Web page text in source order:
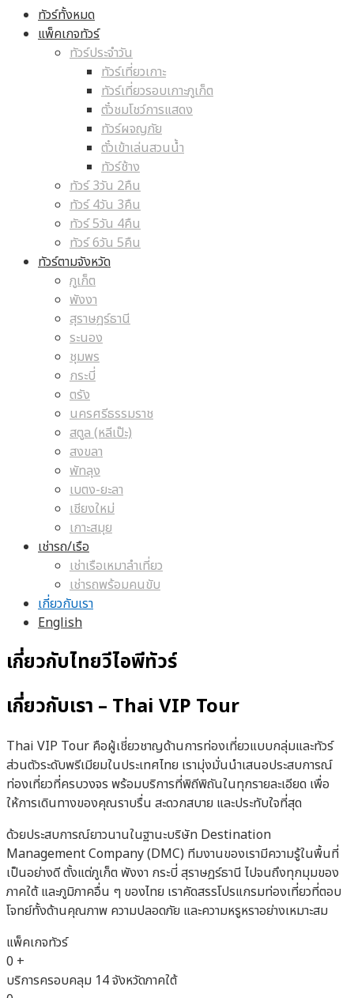
ทัวร์ทั้งหมด
แพ็คเกจทัวร์
ทัวร์ประจำวัน
ทัวร์เที่ยวเกาะ
ทัวร์เที่ยวรอบเกาะภูเก็ต
ตั๋วชมโชว์การแสดง
ทัวร์ผจญภัย
ตั๋วเข้าเล่นสวนน้ำ
ทัวร์ช้าง
ทัวร์ 3วัน 2คืน
ทัวร์ 4วัน 3คืน
ทัวร์ 5วัน 4คืน
ทัวร์ 6วัน 5คืน
ทัวร์ตามจังหวัด
ภูเก็ต
พังงา
สุราษฎร์ธานี
ระนอง
ชุมพร
กระบี่
ตรัง
นครศรีธรรมราช
สตูล (หลีเป๊ะ)
สงขลา
พัทลุง
เบตง-ยะลา
เชียงใหม่
เกาะสมุย
เช่ารถ/เรือ
เช่าเรือเหมาลำเที่ยว
เช่ารถพร้อมคนขับ
เกี่ยวกับเรา
English
เกี่ยวกับไทยวีไอพีทัวร์
เกี่ยวกับเรา – Thai VIP Tour
Thai VIP Tour คือผู้เชี่ยวชาญด้านการท่องเที่ยวแบบกลุ่มและทัวร์
ส่วนตัวระดับพรีเมียมในประเทศไทย เรามุ่งมั่นนำเสนอประสบการณ์
ท่องเที่ยวที่ครบวงจร พร้อมบริการที่พิถีพิถันในทุกรายละเอียด เพื่อ
ให้การเดินทางของคุณราบรื่น สะดวกสบาย และประทับใจที่สุด
ด้วยประสบการณ์ยาวนานในฐานะบริษัท Destination
Management Company (DMC) ทีมงานของเรามีความรู้ในพื้นที่
เป็นอย่างดี ตั้งแต่ภูเก็ต พังงา กระบี่ สุราษฎร์ธานี ไปจนถึงทุกมุมของ
ภาคใต้ และภูมิภาคอื่น ๆ ของไทย เราคัดสรรโปรแกรมท่องเที่ยวที่ตอบ
โจทย์ทั้งด้านคุณภาพ ความปลอดภัย และความหรูหราอย่างเหมาะสม
แพ็คเกจทัวร์
0 +
บริการครอบคลุม 14 จังหวัดภาคใต้